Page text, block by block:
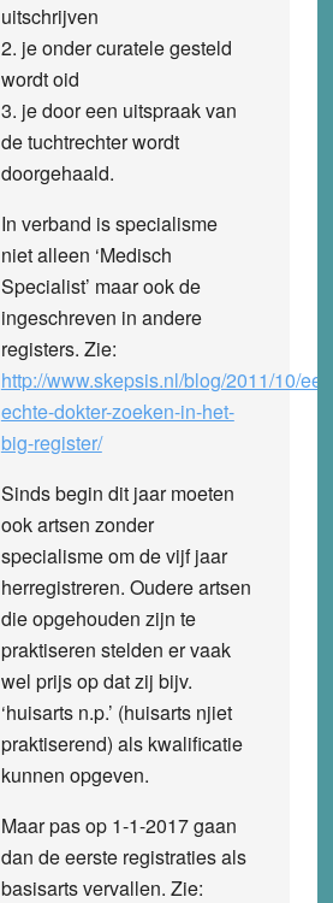
uitschrijven
2. je onder curatele gesteld
wordt oid
3. je door een uitspraak van
de tuchtrechter wordt
doorgehaald.
In verband is specialisme
niet alleen ‘Medisch
Specialist’ maar ook de
ingeschreven in andere
registers. Zie:
http://www.skepsis.nl/blog/2011/10/
echte-dokter-zoeken-in-het-
big-register/
Sinds begin dit jaar moeten
ook artsen zonder
specialisme om de vijf jaar
herregistreren. Oudere artsen
die opgehouden zijn te
praktiseren stelden er vaak
wel prijs op dat zij bijv.
‘huisarts n.p.’ (huisarts njiet
praktiserend) als kwalificatie
kunnen opgeven.
Maar pas op 1-1-2017 gaan
dan de eerste registraties als
basisarts vervallen. Zie: